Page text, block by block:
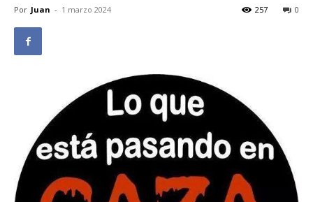
Por Juan - 1 marzo 2024 0
257